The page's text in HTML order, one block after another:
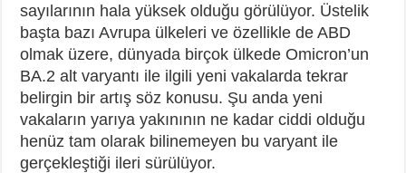
sayılarının hala yüksek olduğu görülüyor. Üstelik
başta bazı Avrupa ülkeleri ve özellikle de ABD
olmak üzere, dünyada birçok ülkede Omicron’un
BA.2 alt varyantı ile ilgili yeni vakalarda tekrar
belirgin bir artış söz konusu. Şu anda yeni
vakaların yarıya yakınının ne kadar ciddi olduğu
henüz tam olarak bilinemeyen bu varyant ile
gerçekleştiği ileri sürülüyor.